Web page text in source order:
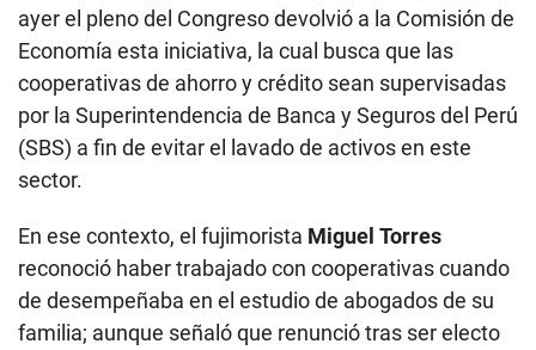
ayer el pleno del Congreso devolvió a la Comisión de
Economía esta iniciativa, la cual busca que las
cooperativas de ahorro y crédito sean supervisadas
por la Superintendencia de Banca y Seguros del Perú
(SBS) a fin de evitar el lavado de activos en este
sector.
En ese contexto, el fujimorista Miguel Torres
reconoció haber trabajado con cooperativas cuando
de desempeñaba en el estudio de abogados de su
familia; aunque señaló que renunció tras ser electo